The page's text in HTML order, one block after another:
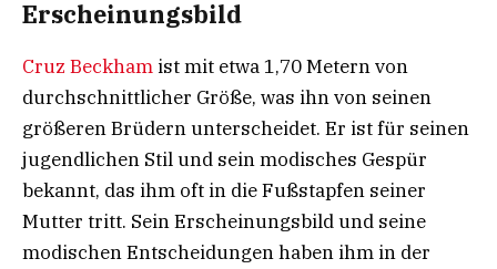
Erscheinungsbild
Cruz Beckham ist mit etwa 1,70 Metern von
durchschnittlicher Größe, was ihn von seinen
größeren Brüdern unterscheidet. Er ist für seinen
jugendlichen Stil und sein modisches Gespür
bekannt, das ihm oft in die Fußstapfen seiner
Mutter tritt. Sein Erscheinungsbild und seine
modischen Entscheidungen haben ihm in der